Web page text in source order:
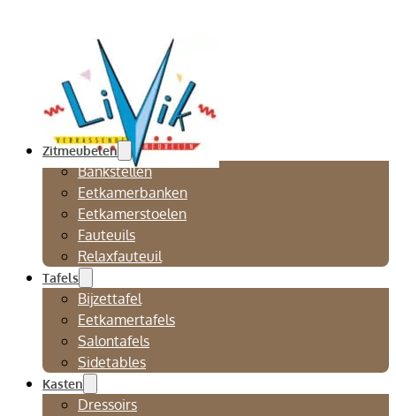
Zitmeubelen
Bankstellen
Eetkamerbanken
Eetkamerstoelen
Fauteuils
Relaxfauteuil
Tafels
Bijzettafel
Eetkamertafels
Salontafels
Sidetables
Kasten
Dressoirs